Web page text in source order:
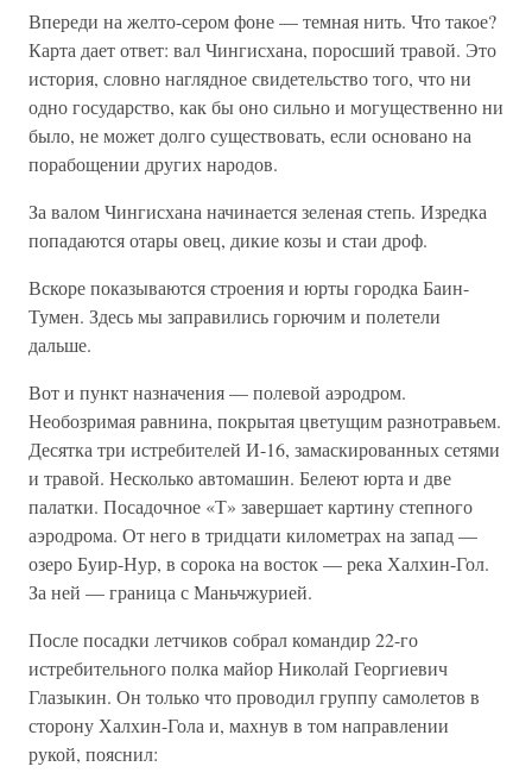
Впереди на желто-сером фоне — темная нить. Что такое?
Карта дает ответ: вал Чингисхана, поросший травой. Это
история, словно наглядное свидетельство того, что ни
одно государство, как бы оно сильно и могущественно ни
было, не может долго существовать, если основано на
порабощении других народов.
За валом Чингисхана начинается зеленая степь. Изредка
попадаются отары овец, дикие козы и стаи дроф.
Вскоре показываются строения и юрты городка Баин-
Тумен. Здесь мы заправились горючим и полетели
дальше.
Вот и пункт назначения — полевой аэродром.
Необозримая равнина, покрытая цветущим разнотравьем.
Десятка три истребителей И-16, замаскированных сетями
и травой. Несколько автомашин. Белеют юрта и две
палатки. Посадочное «Т» завершает картину степного
аэродрома. От него в тридцати километрах на запад —
озеро Буир-Нур, в сорока на восток — река Халхин-Гол.
За ней — граница с Маньчжурией.
После посадки летчиков собрал командир 22-го
истребительного полка майор Николай Георгиевич
Глазыкин. Он только что проводил группу самолетов в
сторону Халхин-Гола и, махнув в том направлении
рукой, пояснил: